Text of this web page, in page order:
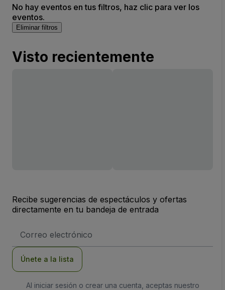
No hay eventos en tus filtros, haz clic para ver los
eventos.
Eliminar filtros
Visto recientemente
Recibe sugerencias de espectáculos y ofertas
directamente en tu bandeja de entrada
de
Únete a la lista
Al iniciar sesión o crear una cuenta, aceptas nuestro